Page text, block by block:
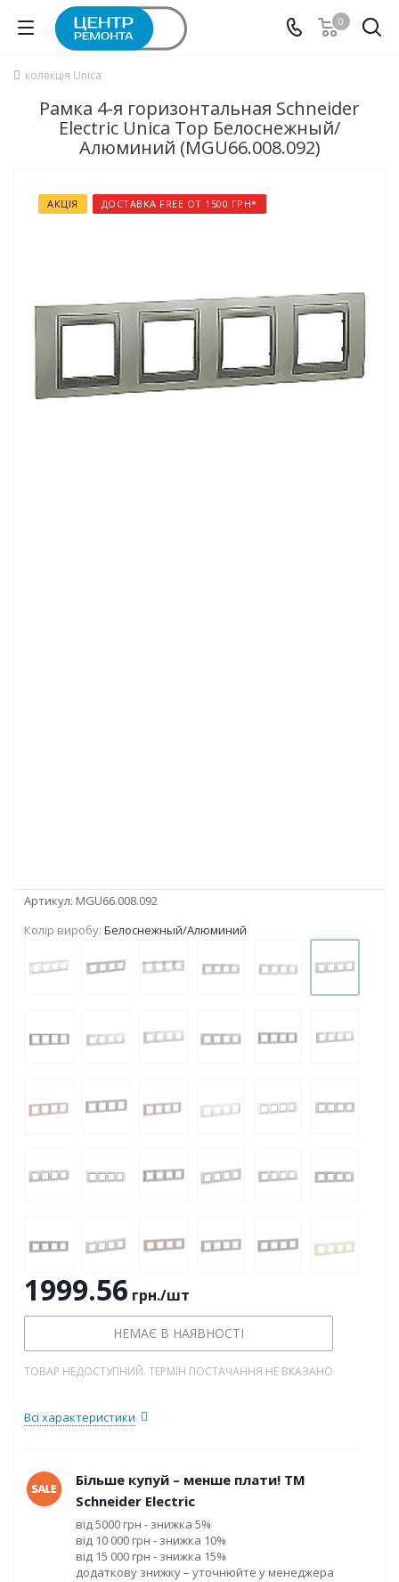
0
колекція Unica
Рамка 4-я горизонтальная Schneider
Electric Unica Top Белоснежный/
Алюминий (MGU66.008.092)
АКЦІЯ ДОСТАВКА FREE ОТ 1500 ГРН*
Артикул: MGU66.008.092
Колір виробу: Белоснежный/Алюминий
1999.56 грн./шт
НЕМАЄ В НАЯВНОСТІ
ТОВАР НЕДОСТУПНИЙ. ТЕРМІН ПОСТАЧАННЯ НЕ ВКАЗАНО
Всі характеристики
Більше купуй – менше плати! ТМ
Schneider Electric
від 5000 грн - знижка 5%
від 10 000 грн - знижка 10%
від 15 000 грн - знижка 15%
додаткову знижку – уточнюйте у менеджера